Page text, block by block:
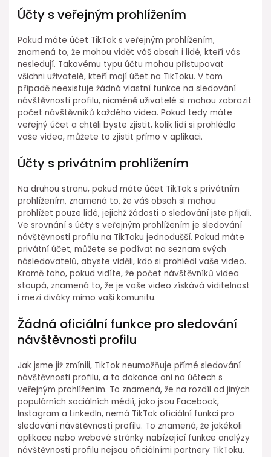
Účty s veřejným prohlížením
Pokud máte účet TikTok s veřejným prohlížením,
znamená to, že mohou vidět váš obsah i lidé, kteří vás
nesledují. Takovému typu účtu mohou přistupovat
všichni uživatelé, kteří mají účet na TikToku. V tom
případě neexistuje žádná vlastní funkce na sledování
návštěvnosti profilu, nicméně uživatelé si mohou zobrazit
počet návštěvníků každého videa. Pokud tedy máte
veřejný účet a chtěli byste zjistit, kolik lidí si prohlédlo
vaše video, můžete to zjistit přímo v aplikaci.
Účty s privátním prohlížením
Na druhou stranu, pokud máte účet TikTok s privátním
prohlížením, znamená to, že váš obsah si mohou
prohlížet pouze lidé, jejichž žádosti o sledování jste přijali.
Ve srovnání s účty s veřejným prohlížením je sledování
návštěvnosti profilu na TikToku jednodušší. Pokud máte
privátní účet, můžete se podívat na seznam svých
následovatelů, abyste viděli, kdo si prohlédl vaše video.
Kromě toho, pokud vidíte, že počet návštěvníků videa
stoupá, znamená to, že je vaše video získává viditelnost
i mezi diváky mimo vaši komunitu.
Žádná oficiální funkce pro sledování
návštěvnosti profilu
Jak jsme již zmínili, TikTok neumožňuje přímé sledování
návštěvnosti profilu, a to dokonce ani na účtech s
veřejným prohlížením. To znamená, že na rozdíl od jiných
populárních sociálních médií, jako jsou Facebook,
Instagram a LinkedIn, nemá TikTok oficiální funkci pro
sledování návštěvnosti profilu. To znamená, že jakékoli
aplikace nebo webové stránky nabízející funkce analýzy
návštěvnosti profilu nejsou oficiálními partnery TikToku.